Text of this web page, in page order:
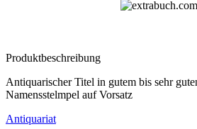
Produktbeschreibung
Antiquarischer Titel in gutem bis sehr
Namensstelmpel auf Vorsatz
Antiquariat